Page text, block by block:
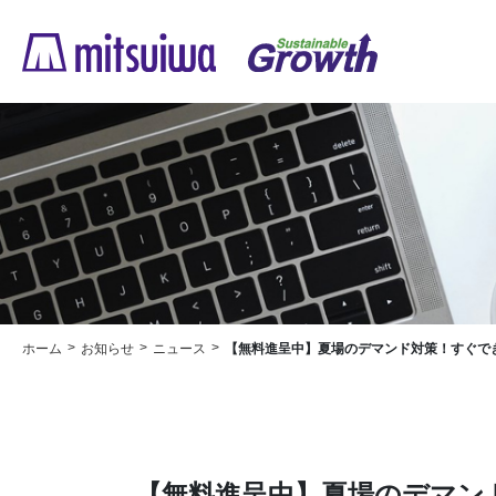
ホーム お知らせ ニュース 【無料進呈中】夏場のデマンド対策！すぐ